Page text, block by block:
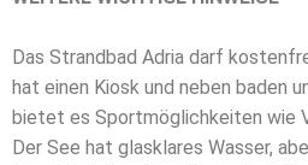
Das Strandbad Adria darf
hat einen Kiosk und neben baden
bietet es Sportmöglichkeiten wie
Der See hat glasklares Wasser,